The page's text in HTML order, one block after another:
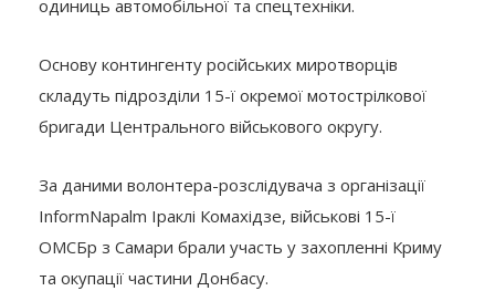
одиниць автомобільної та спецтехніки.
Основу контингенту російських миротворців
складуть підрозділи 15-ї окремої мотострілкової
бригади Центрального військового округу.
За даними волонтера-розслідувача з організації
InformNapalm Іраклі Комахідзе, військові 15-ї
ОМСБр з Самари брали участь у захопленні Криму
та окупації частини Донбасу.